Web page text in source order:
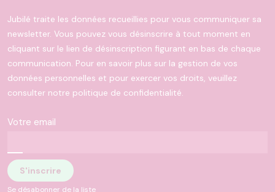
Jubilé traite les données recueillies pour vous communiquer sa
newsletter. Vous pouvez vous désinscrire à tout moment en
cliquant sur le lien de désinscription figurant en bas de chaque
communication. Pour en savoir plus sur la gestion de vos
données personnelles et pour exercer vos droits, veuillez
consulter notre politique de confidentialité.
Votre email
Se désabonner de la liste